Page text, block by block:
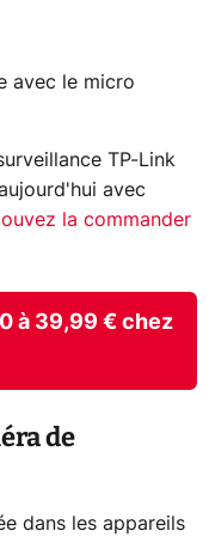
avec le micro
TP-Link
avec
la commander
à 39,99 € chez
de
dans les appareils